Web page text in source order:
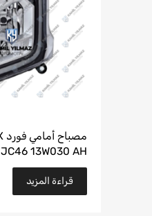
JC46 13W030 AH
قراءة المزيد